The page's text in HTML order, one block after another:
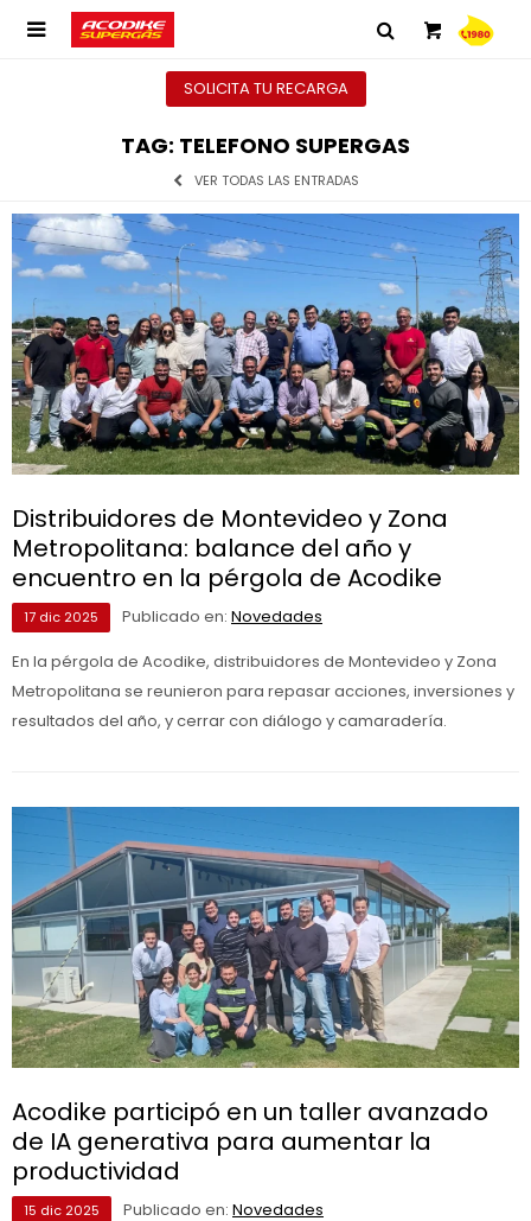

SOLICITA TU RECARGA
TAG: TELEFONO SUPERGAS
VER TODAS LAS ENTRADAS
Distribuidores de Montevideo y Zona
Metropolitana: balance del año y
encuentro en la pérgola de Acodike
17 dic 2025 Publicado en: Novedades
En la pérgola de Acodike, distribuidores de Montevideo y Zona
Metropolitana se reunieron para repasar acciones, inversiones y
resultados del año, y cerrar con diálogo y camaradería.
Acodike participó en un taller avanzado
de IA generativa para aumentar la
productividad
15 dic 2025 Publicado en: Novedades